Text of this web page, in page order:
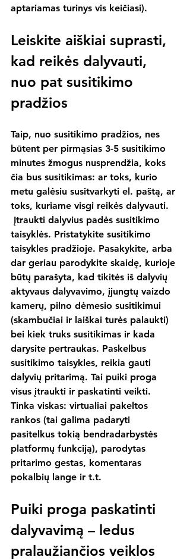
aptariamas turinys vis keičiasi).
Leiskite aiškiai suprasti,
kad reikės dalyvauti,
nuo pat susitikimo
pradžios
Taip, nuo susitikimo pradžios, nes
būtent per pirmąsias 3-5 susitikimo
minutes žmogus nusprendžia, koks
čia bus susitikimas: ar toks, kurio
metu galėsiu susitvarkyti el. paštą, ar
toks, kuriame visgi reikės dalyvauti.
Įtraukti dalyvius padės susitikimo
taisyklės. Pristatykite susitikimo
taisykles pradžioje. Pasakykite, arba
dar geriau parodykite skaidę, kurioje
būtų parašyta, kad tikitės iš dalyvių
aktyvaus dalyvavimo, įjungtų vaizdo
kamerų, pilno dėmesio susitikimui
(skambučiai ir laiškai turės palaukti)
bei kiek truks susitikimas ir kada
darysite pertraukas. Paskelbus
susitikimo taisykles, reikia gauti
dalyvių pritarimą. Tai puiki proga
visus įtraukti ir paskatinti veikti.
Tinka viskas: virtualiai pakeltos
rankos (tai galima padaryti
pasitelkus tokią bendradarbystės
platformų funkciją), parodytas
pritarimo gestas, komentaras
pokalbių lange ir t.t.
Puiki proga paskatinti
dalyvavimą – ledus
pralaužiančios veiklos